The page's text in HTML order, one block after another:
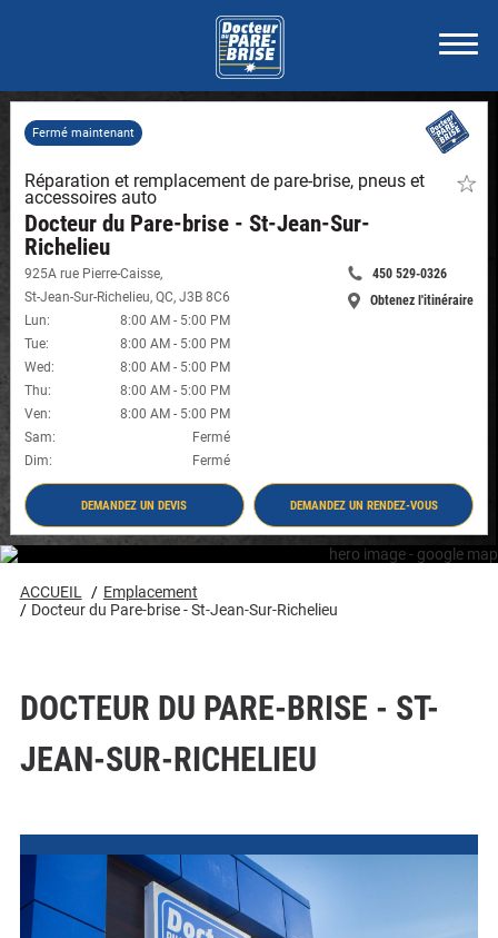
Fermé maintenant
Réparation et remplacement de pare-brise, pneus et
accessoires auto
Docteur du Pare-brise - St-Jean-Sur-
Richelieu
de
925A rue Pierre-Caisse,
St-Jean-Sur-Richelieu,QC,J3B 8C6
Lun: 8:00 AM - 5:00 PM
Tue: 8:00 AM - 5:00 PM
Wed : 8:00 AM - 5:00 PM
Thu: 8:00 AM - 5:00 PM
Ven: 8:00 AM - 5:00 PM
Sam:
Fermé
Dim: Fermé
Appelle
maintenant:
450 529-0326
Obtenez l'itinéraire
Sur-
#8262
DEMANDEZ UN DEVIS
- DOCTEUR DU PARE-BRISE - ST-JEAN-SUR-
RICHELIEU #8262
DEMANDEZ UN RENDEZ-VOUS
- DOCTEUR DU PARE-BRISE - ST-JEAN-SUR-
RICHELIEU #8262
ACCUEIL
Emplacement
Docteur du Pare-brise - St-Jean-Sur-Richelieu
DOCTEUR DU PARE-BRISE - ST-
JEAN-SUR-RICHELIEU